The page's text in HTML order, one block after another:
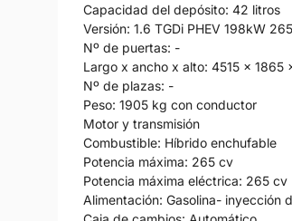
Capacidad del depósito: 42 litros
Versión: 1.6 TGDi PHEV 198kW
Nº de puertas: -
Largo x ancho x alto: 4515 x 1865
Nº de plazas: -
Peso: 1905 kg con conductor
Motor y transmisión
Combustible: Híbrido enchufable
Potencia máxima: 265 cv
Potencia máxima eléctrica: 265 cv
Alimentación: Gasolina- inyección